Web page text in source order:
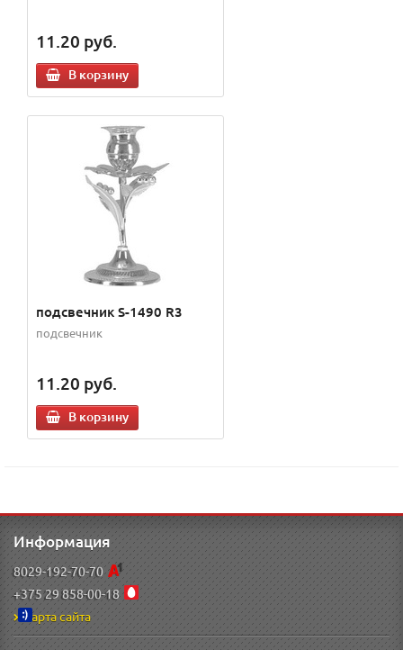
11.20 руб.
В корзину
подсвечник S-1490 R3
подсвечник
11.20 руб.
В корзину
Информация
8029-192-70-70
+375 29 858-00-18
Карта сайта